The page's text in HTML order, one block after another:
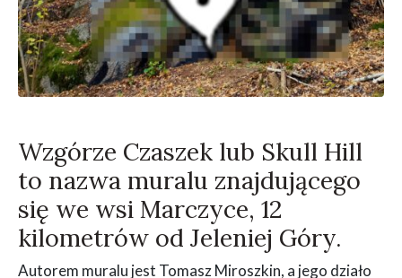
Wzgórze Czaszek lub Skull Hill
to nazwa muralu znajdującego
się we wsi Marczyce, 12
kilometrów od Jeleniej Góry.
Autorem muralu jest Tomasz Miroszkin, a jego działo